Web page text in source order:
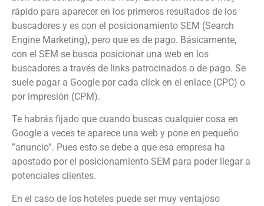
rápido para aparecer en los primeros resultados de los
buscadores y es con el posicionamiento SEM (Search
Engine Marketing), pero que es de pago. Básicamente,
con el SEM se busca posicionar una web en los
buscadores a través de links patrocinados o de pago. Se
suele pagar a Google por cada click en el enlace (CPC) o
por impresión (CPM).
Te habrás fijado que cuando buscas cualquier cosa en
Google a veces te aparece una web y pone en pequeño
”anuncio”. Pues esto se debe a que esa empresa ha
apostado por el posicionamiento SEM para poder llegar a
potenciales clientes.
En el caso de los hoteles puede ser muy ventajoso